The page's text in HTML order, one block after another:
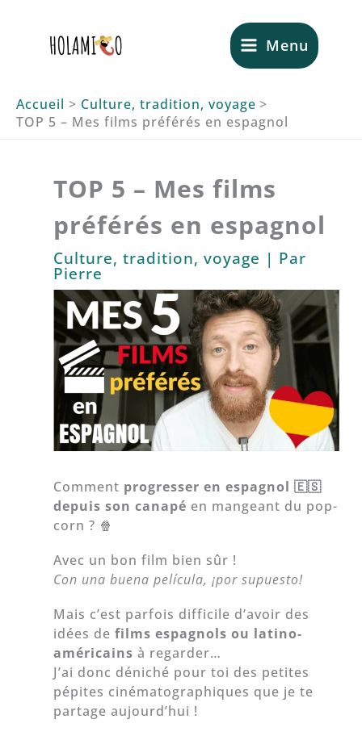
Menu
Accueil
Culture, tradition, voyage
TOP 5 – Mes films préférés en espagnol
TOP 5 – Mes films
préférés en espagnol
Culture, tradition, voyage | Par
Pierre
Comment progresser en espagnol 🇪🇸
depuis son canapé en mangeant du pop-
corn ? 🍿
Avec un bon film bien sûr !
Con una buena película, ¡por supuesto!
Mais c’est parfois difficile d’avoir des
idées defilms espagnols ou latino-
américains à regarder…
J’ai donc déniché pour toi des petites
pépites cinématographiques que je te
partage aujourd’hui !